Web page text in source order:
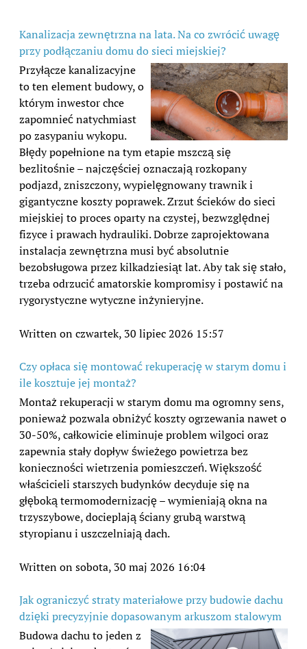
Kanalizacja zewnętrzna na lata. Na co zwrócić uwagę
przy podłączaniu domu do sieci miejskiej?
Przyłącze kanalizacyjne
to ten element budowy, o
którym inwestor chce
zapomnieć natychmiast
po zasypaniu wykopu.
Błędy popełnione na tym etapie mszczą się
bezlitośnie – najczęściej oznaczają rozkopany
podjazd, zniszczony, wypielęgnowany trawnik i
gigantyczne koszty poprawek. Zrzut ścieków do sieci
miejskiej to proces oparty na czystej, bezwzględnej
fizyce i prawach hydrauliki. Dobrze zaprojektowana
instalacja zewnętrzna musi być absolutnie
bezobsługowa przez kilkadziesiąt lat. Aby tak się stało,
trzeba odrzucić amatorskie kompromisy i postawić na
rygorystyczne wytyczne inżynieryjne.
Written on czwartek, 30 lipiec 2026 15:57
Czy opłaca się montować rekuperację w starym domu i
ile kosztuje jej montaż?
Montaż rekuperacji w starym domu ma ogromny sens,
ponieważ pozwala obniżyć koszty ogrzewania nawet o
30-50%, całkowicie eliminuje problem wilgoci oraz
zapewnia stały dopływ świeżego powietrza bez
konieczności wietrzenia pomieszczeń. Większość
właścicieli starszych budynków decyduje się na
głęboką termomodernizację – wymieniają okna na
trzyszybowe, docieplają ściany grubą warstwą
styropianu i uszczelniają dach.
Written on sobota, 30 maj 2026 16:04
Jak ograniczyć straty materiałowe przy budowie dachu
dzięki precyzyjnie dopasowanym arkuszom stalowym
Budowa dachu to jeden z